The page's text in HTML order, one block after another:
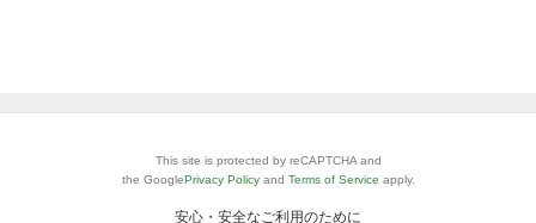
This site is protected by reCAPTCHA and
the GooglePrivacy Policy and Terms of Service apply.
安心・安全なご利用のために